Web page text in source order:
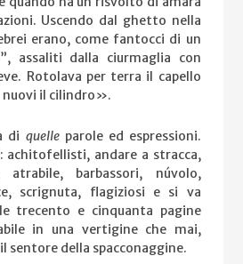
Uscendo dal ghetto nella
erano, come fantocci di un
assaliti dalla ciurmaglia con
Rotolava per terra il capello
il cilindro».
di quelle parole ed espressioni.
achitofellisti, andare a stracca,
atrabile, barbassori, núvolo,
scrignuta, flagiziosi e si va
trecento e cinquanta pagine
in una vertigine che mai,
sentore della spacconaggine.